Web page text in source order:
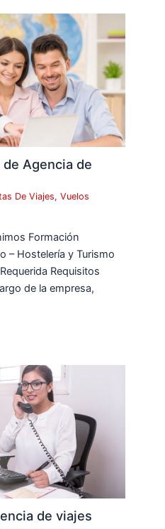
Agencia de
De Viajes,Vuelos
Formación
– Hostelería y Turismo
Requisitos
de la empresa,
de viajes